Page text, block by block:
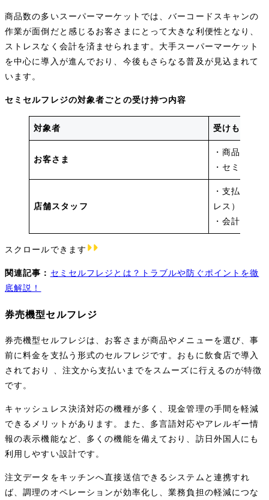
商品数の多いスーパーマーケットでは、バーコードスキャンの
作業が面倒だと感じるお客さまにとって大きな利便性となり、
ストレスなく会計を済ませられます。大手スーパーマーケット
を中心に導入が進んでおり、今後もさらなる普及が見込まれて
います。
セミセルフレジの対象者ごとの受け持つ内容
対象者 受けもつ主
お客さま
・商品のバ
・セミセル
店舗スタッフ
・支払い方
レス）
・会計（お
スクロールできます
関連記事： セミセルフレジとは？トラブルや防ぐポイントを徹
底解説！
券売機型セルフレジ
券売機型セルフレジは、お客さまが商品やメニューを選び、事
前に料金を支払う形式のセルフレジです。おもに飲食店で導入
されており 、注文から支払いまでをスムーズに行えるのが特徴
です。
キャッシュレス決済対応の機種が多く、現金管理の手間を軽減
できるメリットがあります。また、多言語対応やアレルギー情
報の表示機能など、多くの機能を備えており、訪日外国人にも
利用しやすい設計です。
注文データをキッチンへ直接送信できるシステムと連携すれ
ば、調理のオペレーションが効率化し、業務負担の軽減につな